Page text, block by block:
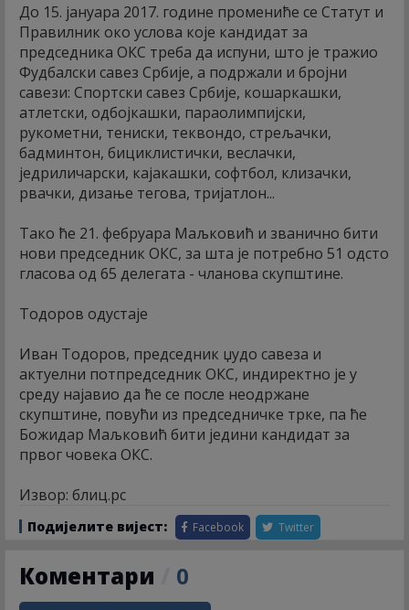
До 15. јануара 2017. године промениће се Статут и
Правилник око услова које кандидат за
председника ОКС треба да испуни, што је тражио
Фудбалски савез Србије, а подржали и бројни
савези: Спортски савез Србије, кошаркашки,
атлетски, одбојкашки, параолимпијски,
рукометни, тениски, теквондо, стрељачки,
бадминтон, бициклистички, веслачки,
једриличарски, кајакашки, софтбол, клизачки,
рвачки, дизање тегова, тријатлон...
Тако ће 21. фебруара Маљковић и званично бити
нови председник ОКС, за шта је потребно 51 одсто
гласова од 65 делегата - чланова скупштине.
Тодоров одустаје
Иван Тодоров, председник џудо савеза и
актуелни потпредседник ОКС, индиректно је у
среду најавио да ће се после неодржане
скупштине, повући из председничке трке, па ће
Божидар Маљковић бити једини кандидат за
првог човека ОКС.
Извор: блиц.рс
Подијелите вијест: Facebook Twitter
Коментари 0